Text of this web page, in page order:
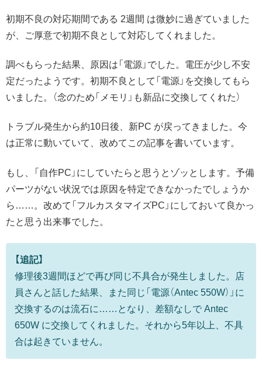
初期不良の対応期間である 2週間 は微妙に過ぎていました
が、ご厚意で初期不良として対応してくれました。
調べもらった結果、原因は「電源」でした。電圧が少し不安
定だったようです。初期不良として「電源」を交換してもら
いました。（念のため「メモリ」も新品に交換してくれた）
トラブル発生から約10日後、新PC が戻ってきました。今
は正常に動いていて、改めてこの記事を書いています。
もし、「自作PC」にしていたらと思うとゾッとします。予備
パーツがない状況では原因を特定できなかったでしょうか
ら……。改めて「フルカスタマイズPC」にしておいて良かっ
たと思う出来事でした。
【追記】
修理後3週間ほどで再び同じ不具合が発生しました。店
員さんと話した結果、また同じ「電源（Antec 550W）」に
交換するのは流石に……となり、差額なしで Antec
650W に交換してくれました。それから5年以上、不具
合は起きていません。